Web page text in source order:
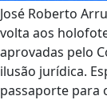
José Roberto
volta aos
aprovadas pelo
ilusão jurídica.
passaporte para